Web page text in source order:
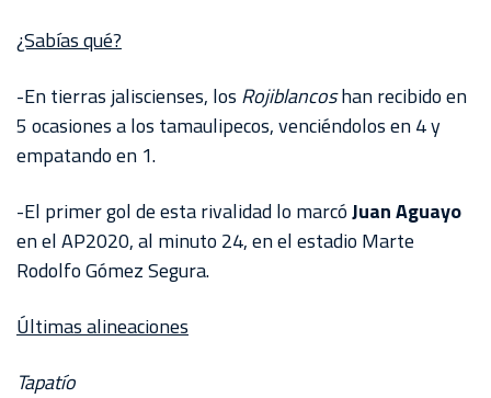
¿Sabías qué?
-En tierras jaliscienses, los Rojiblancoshan recibido en
5 ocasiones a los tamaulipecos, venciéndolos en 4 y
empatando en 1.
-El primer gol de esta rivalidad lo marcóJuan Aguayo
en el AP2020, al minuto 24, en el estadio Marte
Rodolfo Gómez Segura.
Últimas alineaciones
Tapatío